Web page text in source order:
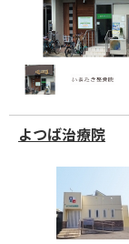
よつば治療院